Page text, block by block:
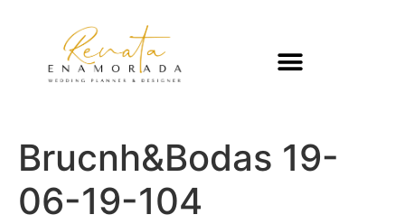
Brucnh&Bodas 19-
06-19-104